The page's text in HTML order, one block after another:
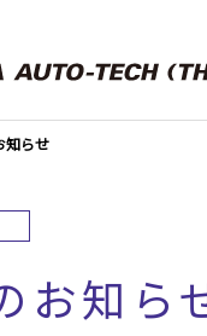
知らせ
お知ら